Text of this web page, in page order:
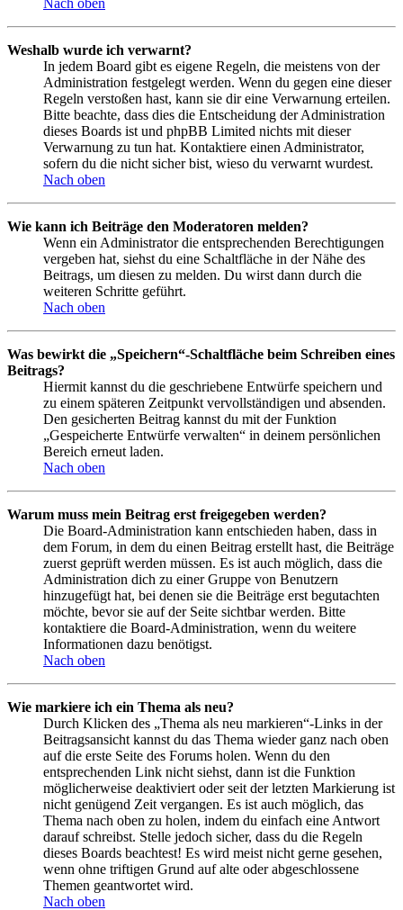
Weshalb wurde ich verwarnt?
In jedem Board gibt es eigene Regeln, die meistens von der
Administration festgelegt werden. Wenn du gegen eine dieser
Regeln verstoßen hast, kann sie dir eine Verwarnung erteilen.
Bitte beachte, dass dies die Entscheidung der Administration
dieses Boards ist und phpBB Limited nichts mit dieser
Verwarnung zu tun hat. Kontaktiere einen Administrator,
sofern du die nicht sicher bist, wieso du verwarnt wurdest.
Nach oben
Wie kann ich Beiträge den Moderatoren melden?
Wenn ein Administrator die entsprechenden Berechtigungen
vergeben hat, siehst du eine Schaltfläche in der Nähe des
Beitrags, um diesen zu melden. Du wirst dann durch die
weiteren Schritte geführt.
Nach oben
Was bewirkt die „Speichern“-Schaltfläche beim Schreiben eines
Beitrags?
Hiermit kannst du die geschriebene Entwürfe speichern und
zu einem späteren Zeitpunkt vervollständigen und absenden.
Den gesicherten Beitrag kannst du mit der Funktion
„Gespeicherte Entwürfe verwalten“ in deinem persönlichen
Bereich erneut laden.
Nach oben
Warum muss mein Beitrag erst freigegeben werden?
Die Board-Administration kann entschieden haben, dass in
dem Forum, in dem du einen Beitrag erstellt hast, die Beiträge
zuerst geprüft werden müssen. Es ist auch möglich, dass die
Administration dich zu einer Gruppe von Benutzern
hinzugefügt hat, bei denen sie die Beiträge erst begutachten
möchte, bevor sie auf der Seite sichtbar werden. Bitte
kontaktiere die Board-Administration, wenn du weitere
Informationen dazu benötigst.
Nach oben
Wie markiere ich ein Thema als neu?
Durch Klicken des „Thema als neu markieren“-Links in der
Beitragsansicht kannst du das Thema wieder ganz nach oben
auf die erste Seite des Forums holen. Wenn du den
entsprechenden Link nicht siehst, dann ist die Funktion
möglicherweise deaktiviert oder seit der letzten Markierung ist
nicht genügend Zeit vergangen. Es ist auch möglich, das
Thema nach oben zu holen, indem du einfach eine Antwort
darauf schreibst. Stelle jedoch sicher, dass du die Regeln
dieses Boards beachtest! Es wird meist nicht gerne gesehen,
wenn ohne triftigen Grund auf alte oder abgeschlossene
Themen geantwortet wird.
Nach oben